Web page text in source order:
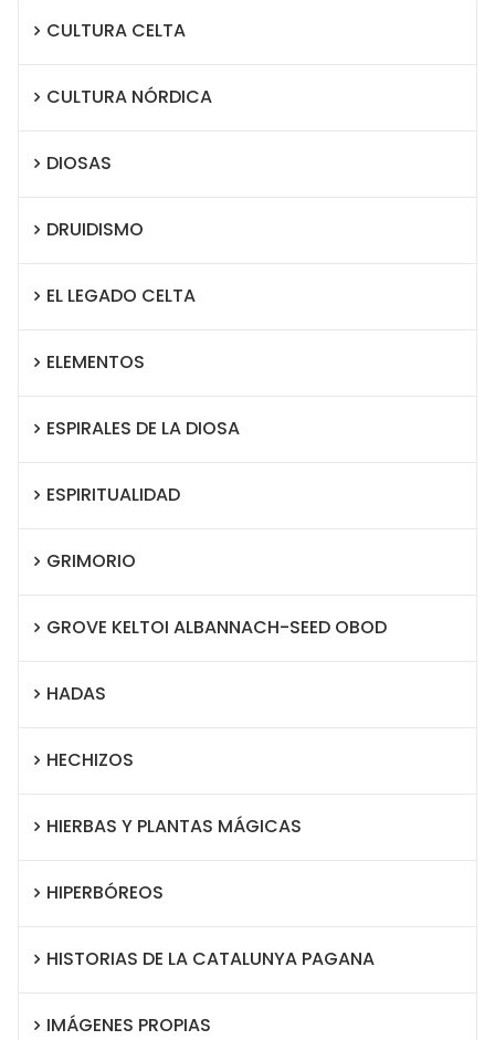
CULTURA CELTA
CULTURA NÓRDICA
DIOSAS
DRUIDISMO
EL LEGADO CELTA
ELEMENTOS
ESPIRALES DE LA DIOSA
ESPIRITUALIDAD
GRIMORIO
GROVE KELTOI ALBANNACH-SEED OBOD
HADAS
HECHIZOS
HIERBAS Y PLANTAS MÁGICAS
HIPERBÓREOS
HISTORIAS DE LA CATALUNYA PAGANA
IMÁGENES PROPIAS